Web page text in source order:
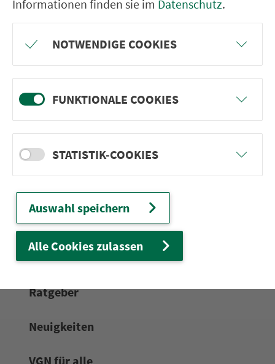
Fahr­plan­ände­rungen
Wir sind für Sie da:
24h-Ser­vice­te­le­fon:
0911 27075-99
Zum Kon­taktformular
Netz & Fahrpläne
Frei­zeit-Tipps
Service
Rat­ge­ber
Neuigkeiten
VGN für alle
Informationen finden sie im Datenschutz.
NOTWENDIGE COOKIES
FUNKTIONALE COOKIES
STATISTIK-COOKIES
Auswahl speichern
Alle Cookies zulassen